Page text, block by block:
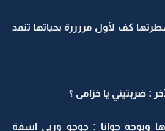
كف لأول مررررة بحياتها تنمد
: ضربتيني يا خزامى ؟
وبوجه جوانا : جوجو وربي اسفة